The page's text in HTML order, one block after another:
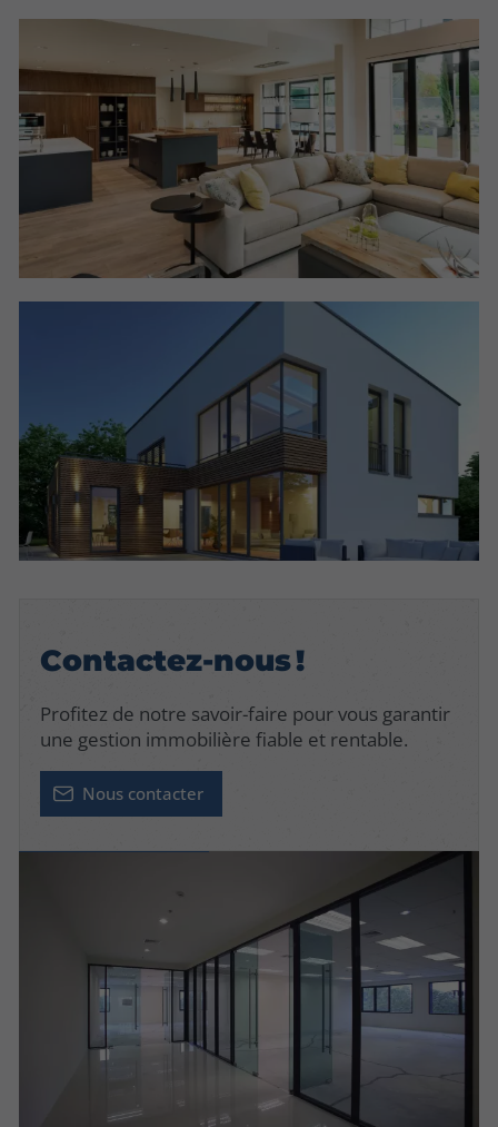
Contactez-nous !
Profitez de notre savoir-faire pour vous garantir
une gestion immobilière fiable et rentable.
Nous contacter